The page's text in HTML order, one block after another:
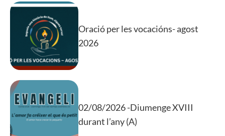
Oració per les vocacións- agost
2026
02/08/2026 -Diumenge XVIII
durant l’any (A)